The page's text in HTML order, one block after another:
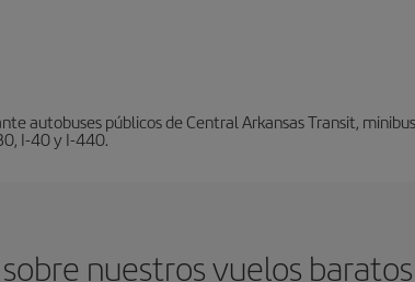
autobuses públicos de Central Arkansas Transit,
I-40 y I-440.
nuestros vuelos